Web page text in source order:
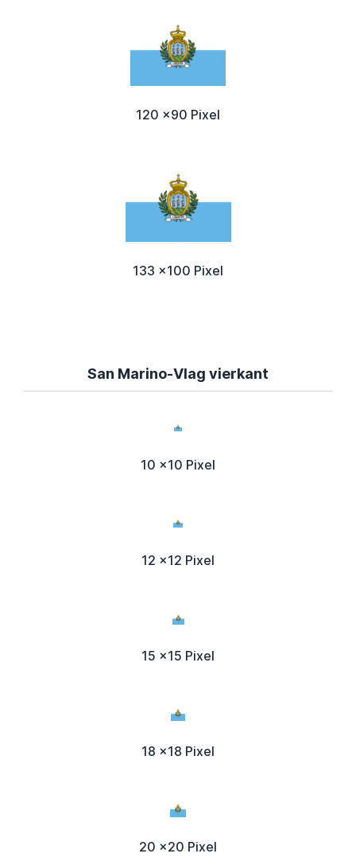
120 x90 Pixel
133 x100 Pixel
San Marino-Vlag vierkant
10 x10 Pixel
12 x12 Pixel
15 x15 Pixel
18 x18 Pixel
20 x20 Pixel